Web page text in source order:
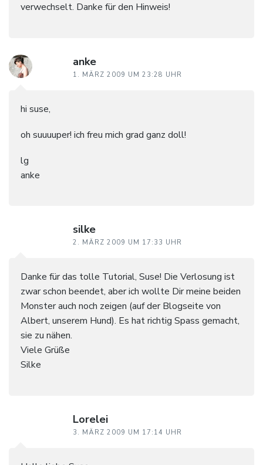
verwechselt. Danke für den Hinweis!
anke
1. MÄRZ 2009 UM 23:28 UHR
hi suse,
oh suuuuper! ich freu mich grad ganz doll!
lg
anke
silke
2. MÄRZ 2009 UM 17:33 UHR
Danke für das tolle Tutorial, Suse! Die Verlosung ist
zwar schon beendet, aber ich wollte Dir meine beiden
Monster auch noch zeigen (auf der Blogseite von
Albert, unserem Hund). Es hat richtig Spass gemacht,
sie zu nähen.
Viele Grüße
Silke
Lorelei
3. MÄRZ 2009 UM 17:14 UHR